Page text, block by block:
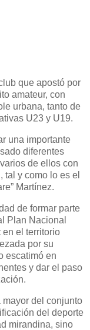
que apostó por
amateur, con
urbana, tanto de
U23 y U19.
una importante
diferentes
de ellos con
y como lo es el
Martínez.
de formar parte
Plan Nacional
el territorio
por su
escatimó en
y dar el paso
mayor del conjunto
del deporte
mirandina, sino